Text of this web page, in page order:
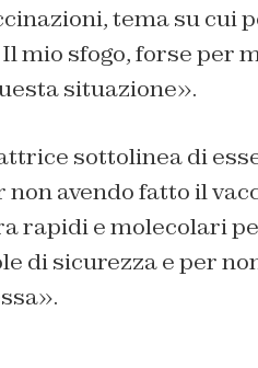
tema su cui
mio sfogo, forse per
situazione».
sottolinea di
avendo fatto il
rapidi e molecolari
di sicurezza e per